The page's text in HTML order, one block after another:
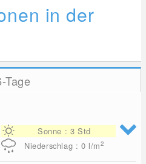
in der
Tage
Sonne : 3 Std
Niederschlag : 0 l/m2